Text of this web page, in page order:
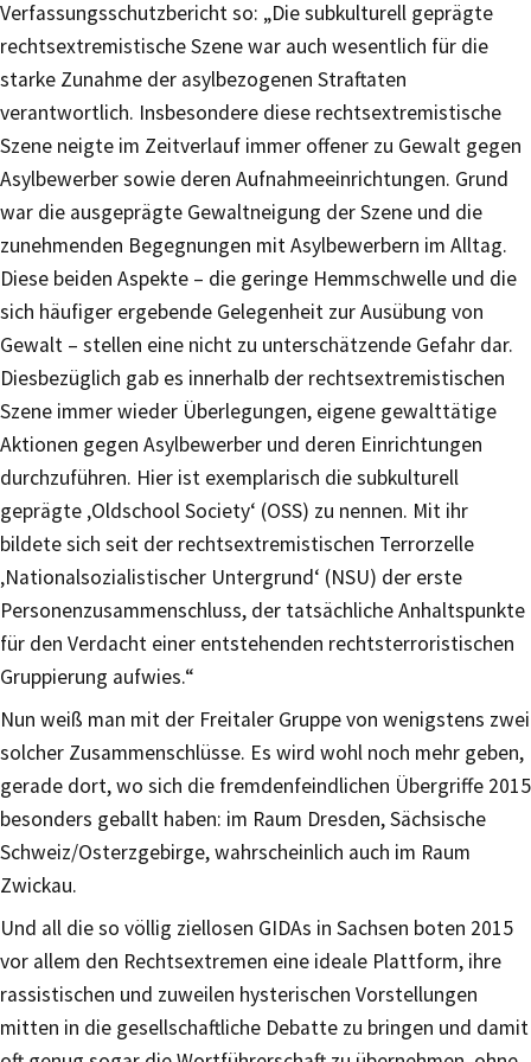
Verfassungsschutzbericht so: „Die subkulturell geprägte
rechtsextremistische Szene war auch wesentlich für die
starke Zunahme der asylbezogenen Straftaten
verantwortlich. Insbesondere diese rechtsextremistische
Szene neigte im Zeitverlauf immer offener zu Gewalt gegen
Asylbewerber sowie deren Aufnahmeeinrichtungen. Grund
war die ausgeprägte Gewaltneigung der Szene und die
zunehmenden Begegnungen mit Asylbewerbern im Alltag.
Diese beiden Aspekte – die geringe Hemmschwelle und die
sich häufiger ergebende Gelegenheit zur Ausübung von
Gewalt – stellen eine nicht zu unterschätzende Gefahr dar.
Diesbezüglich gab es innerhalb der rechtsextremistischen
Szene immer wieder Überlegungen, eigene gewalttätige
Aktionen gegen Asylbewerber und deren Einrichtungen
durchzuführen. Hier ist exemplarisch die subkulturell
geprägte ‚Oldschool Society‘ (OSS) zu nennen. Mit ihr
bildete sich seit der rechtsextremistischen Terrorzelle
‚Nationalsozialistischer Untergrund‘ (NSU) der erste
Personenzusammenschluss, der tatsächliche Anhaltspunkte
für den Verdacht einer entstehenden rechtsterroristischen
Gruppierung aufwies.“
Nun weiß man mit der Freitaler Gruppe von wenigstens zwei
solcher Zusammenschlüsse. Es wird wohl noch mehr geben,
gerade dort, wo sich die fremdenfeindlichen Übergriffe 2015
besonders geballt haben: im Raum Dresden, Sächsische
Schweiz/Osterzgebirge, wahrscheinlich auch im Raum
Zwickau.
Und all die so völlig ziellosen GIDAs in Sachsen boten 2015
vor allem den Rechtsextremen eine ideale Plattform, ihre
rassistischen und zuweilen hysterischen Vorstellungen
mitten in die gesellschaftliche Debatte zu bringen und damit